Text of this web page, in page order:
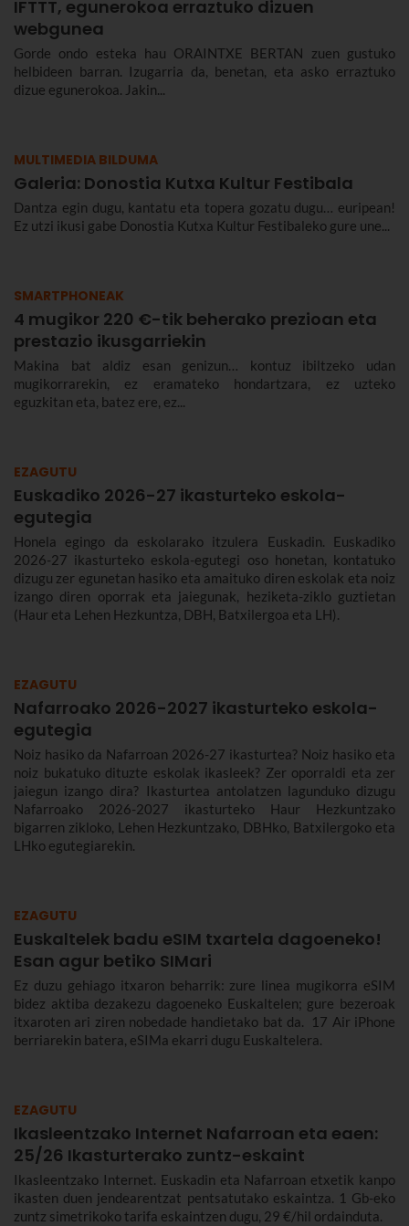
IFTTT, egunerokoa erraztuko dizuen
webgunea
Gorde ondo esteka hau ORAINTXE BERTAN zuen gustuko
helbideen barran. Izugarria da, benetan, eta asko erraztuko
dizue egunerokoa. Jakin...
MULTIMEDIA BILDUMA
Galeria: Donostia Kutxa Kultur Festibala
Dantza egin dugu, kantatu eta topera gozatu dugu… euripean!
Ez utzi ikusi gabe Donostia Kutxa Kultur Festibaleko gure une...
SMARTPHONEAK
4 mugikor 220 €-tik beherako prezioan eta
prestazio ikusgarriekin
Makina bat aldiz esan genizun… kontuz ibiltzeko udan
mugikorrarekin, ez eramateko hondartzara, ez uzteko
eguzkitan eta, batez ere, ez...
EZAGUTU
Euskadiko 2026-27 ikasturteko eskola-
egutegia
Honela egingo da eskolarako itzulera Euskadin. Euskadiko
2026-27 ikasturteko eskola-egutegi oso honetan, kontatuko
dizugu zer egunetan hasiko eta amaituko diren eskolak eta noiz
izango diren oporrak eta jaiegunak, heziketa-ziklo guztietan
(Haur eta Lehen Hezkuntza, DBH, Batxilergoa eta LH).
EZAGUTU
Nafarroako 2026-2027 ikasturteko eskola-
egutegia
Noiz hasiko da Nafarroan 2026-27 ikasturtea? Noiz hasiko eta
noiz bukatuko dituzte eskolak ikasleek? Zer oporraldi eta zer
jaiegun izango dira? Ikasturtea antolatzen lagunduko dizugu
Nafarroako 2026-2027 ikasturteko Haur Hezkuntzako
bigarren zikloko, Lehen Hezkuntzako, DBHko, Batxilergoko eta
LHko egutegiarekin.
EZAGUTU
Euskaltelek badu eSIM txartela dagoeneko!
Esan agur betiko SIMari
Ez duzu gehiago itxaron beharrik: zure linea mugikorra eSIM
bidez aktiba dezakezu dagoeneko Euskaltelen; gure bezeroak
itxaroten ari ziren nobedade handietako bat da. 17 Air iPhone
berriarekin batera, eSIMa ekarri dugu Euskaltelera.
EZAGUTU
Ikasleentzako Internet Nafarroan eta eaen:
25/26 Ikasturterako zuntz-eskaint
Ikasleentzako Internet. Euskadin eta Nafarroan etxetik kanpo
ikasten duen jendearentzat pentsatutako eskaintza. 1 Gb-eko
zuntz simetrikoko tarifa eskaintzen dugu, 29 €/hil ordainduta.